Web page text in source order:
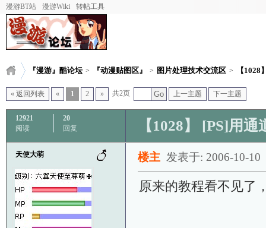
漫游BT站 漫游Wiki 转帖工具
『漫游』酷论坛 > 『动漫贴图区』 > 图片处理技术交流区 > 【1028
« 返回列表 « 1 2 » 共2页 Go 上一主题 下一主题
12921
阅读
20
回复
【1028】 [PS]用通
天使大萌 楼主 发表于: 2006-10-10
原来的教程看不见了